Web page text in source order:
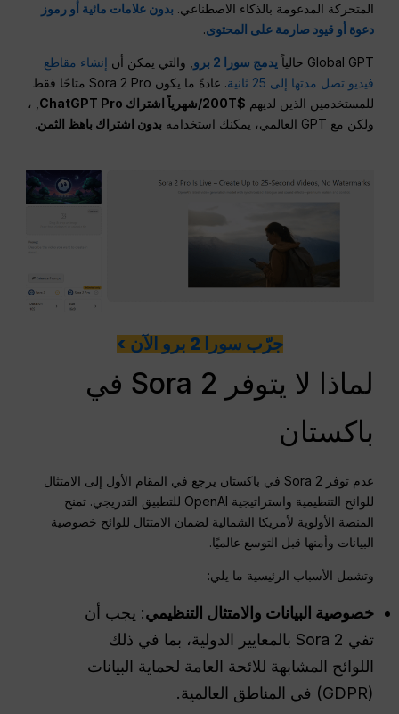
المتحركة المدعومة بالذكاء الاصطناعي. بدون علامات مائية أو رموز
دعوة أو قيود صارمة على المحتوى.
Global GPT حالياً يدمج سورا 2 برو , والتي يمكن أن إنشاء مقاطع
فيديو تصل مدتها إلى 25 ثانية
. عادةً ما يكون Sora 2 Pro متاحًا فقط
للمستخدمين الذين لديهم $200T/شهرياً اشتراك ChatGPT Pro
, ،
ولكن مع GPT العالمي، يمكنك استخدامه
بدون اشتراك باهظ الثمن.
جرّب سورا 2 برو الآن >
لماذا لا يتوفر Sora 2 في
باكستان
عدم توفر Sora 2 في باكستان يرجع في المقام الأول إلى الامتثال
للوائح التنظيمية واستراتيجية OpenAI للتطبيق التدريجي. تمنح
المنصة الأولوية لأمريكا الشمالية لضمان الامتثال للوائح خصوصية
البيانات وأمنها قبل التوسع عالميًا.
وتشمل الأسباب الرئيسية ما يلي:
خصوصية البيانات والامتثال التنظيمي: يجب أن
تفي Sora 2 بالمعايير الدولية، بما في ذلك
اللوائح المشابهة للائحة العامة لحماية البيانات
(GDPR) في المناطق العالمية.